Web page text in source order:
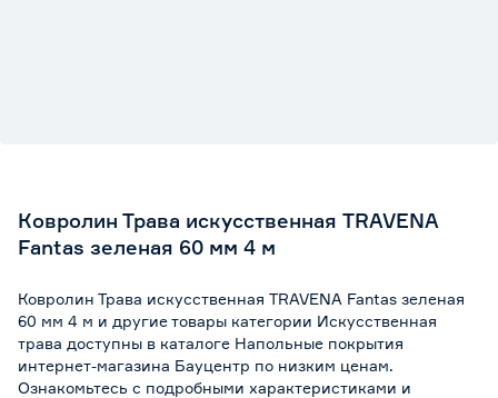
Ковролин Трава искусственная TRAVENA
Fantas зеленая 60 мм 4 м
Ковролин Трава искусственная TRAVENA Fantas зеленая
60 мм 4 м и другие товары категории Искусственная
трава доступны в каталоге Напольные покрытия
интернет-магазина Бауцентр по низким ценам.
Ознакомьтесь с подробными характеристиками и